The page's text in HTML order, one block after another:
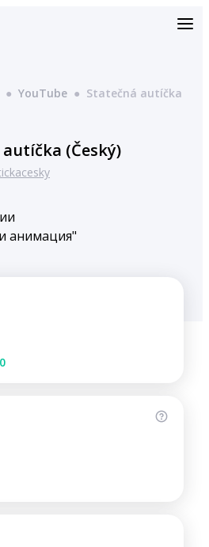
● YouTube ● Statečná autíčka
(Český)
анимация"